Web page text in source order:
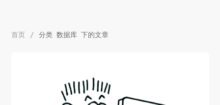
首页 / 分类 数据库 下的文章